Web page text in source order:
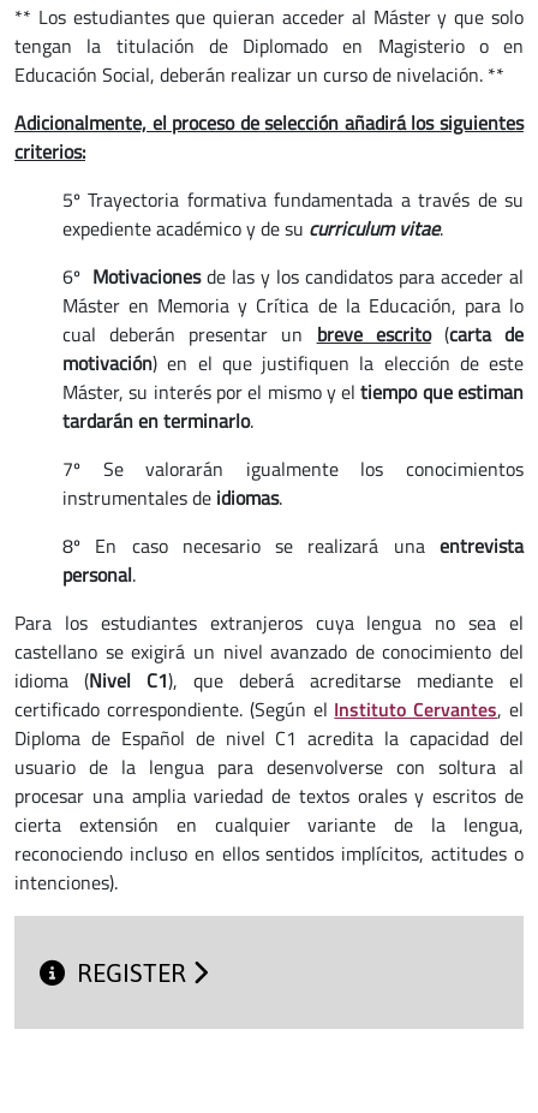
** Los estudiantes que quieran acceder al Máster y que solo
tengan la titulación de Diplomado en Magisterio o en
Educación Social, deberán realizar un curso de nivelación. **
Adicionalmente, el proceso de selección añadirá los siguientes
criterios:
5º Trayectoria formativa fundamentada a través de su
expediente académico y de su curriculum vitae.
6º Motivacionesde las y los candidatos para acceder al
Máster en Memoria y Crítica de la Educación, para lo
cual deberán presentar un breve escrito(carta de
motivación) en el que justifiquen la elección de este
Máster, su interés por el mismo y eltiempo que estiman
tardarán en terminarlo.
7º Se valorarán igualmente los conocimientos
instrumentales de idiomas.
8º En caso necesario se realizará una entrevista
personal.
Para los estudiantes extranjeros cuya lengua no sea el
castellano se exigirá un nivel avanzado de conocimiento del
idioma (Nivel C1), que deberá acreditarse mediante el
certificado correspondiente. (Según el Instituto Cervantes, el
Diploma de Español de nivel C1 acredita la capacidad del
usuario de la lengua para desenvolverse con soltura al
procesar una amplia variedad de textos orales y escritos de
cierta extensión en cualquier variante de la lengua,
reconociendo incluso en ellos sentidos implícitos, actitudes o
intenciones).
REGISTER